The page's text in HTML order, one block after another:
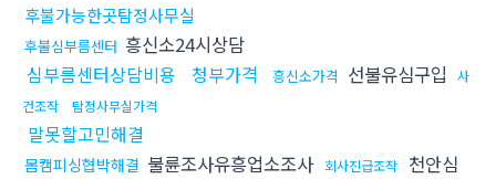
후불가능한곳탐정사무실
후불심부름센터 흥신소24시상담
심부름센터상담비용
청부가격 흥신소가격 선불유심구입
사
건조작
탐정사무실가격
말못할고민해결
몸캠피싱협박해결 불륜조사유흥업소조사 회사진급조작
천안심